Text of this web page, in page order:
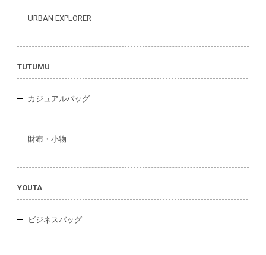
URBAN EXPLORER
TUTUMU
カジュアルバッグ
財布・小物
YOUTA
ビジネスバッグ